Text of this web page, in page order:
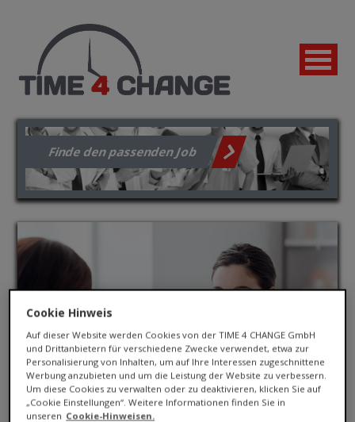
Jetzt bewerben!
Finde den passenden Job
Cookie Hinweis
Auf dieser Website werden Cookies von der TIME 4 CHANGE GmbH
und Drittanbietern für verschiedene Zwecke verwendet, etwa zur
Personalisierung von Inhalten, um auf Ihre Interessen zugeschnittene
Werbung anzubieten und um die Leistung der Website zu verbessern.
Um diese Cookies zu verwalten oder zu deaktivieren, klicken Sie auf
„Cookie Einstellungen“. Weitere Informationen finden Sie in
unseren Cookie-Hinweisen.